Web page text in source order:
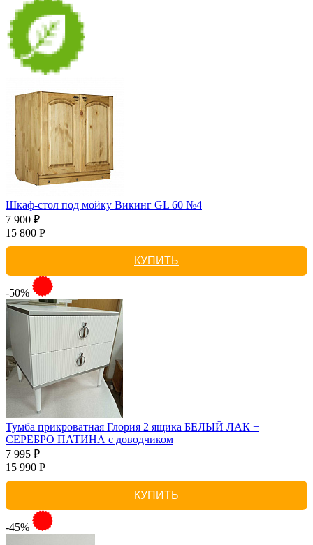
Шкаф-стол под мойку Викинг GL 60 №4
7 900 ₽
15 800 Р
КУПИТЬ
-50%
Тумба прикроватная Глория 2 ящика БЕЛЫЙ ЛАК +
СЕРЕБРО ПАТИНА с доводчиком
7 995 ₽
15 990 Р
КУПИТЬ
-45%